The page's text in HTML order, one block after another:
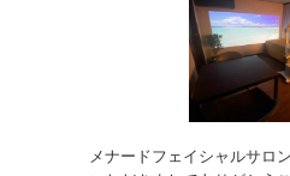
メナードフェイシャルサロ